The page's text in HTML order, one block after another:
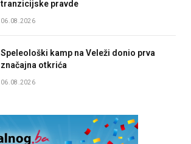
tranzicijske pravde
06.08.2026
Speleološki kamp na Veleži donio prva
značajna otkrića
06.08.2026